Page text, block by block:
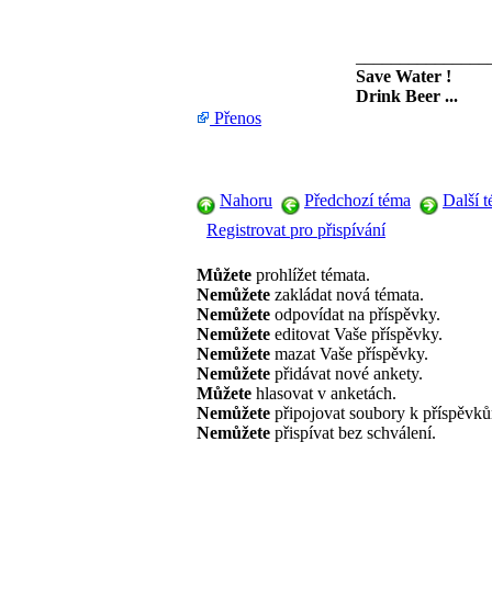
Save Water !
Drink Beer ...
Přenos
Nahoru Předchozí téma
Další
Registrovat pro přispívání
Můžete prohlížet témata.
Nemůžete zakládat nová témata.
Nemůžete odpovídat na příspěvky.
Nemůžete editovat Vaše příspěvky.
Nemůžete mazat Vaše příspěvky.
Nemůžete přidávat nové ankety.
Můžete hlasovat v anketách.
Nemůžete připojovat soubory k
Nemůžete přispívat bez schválení.